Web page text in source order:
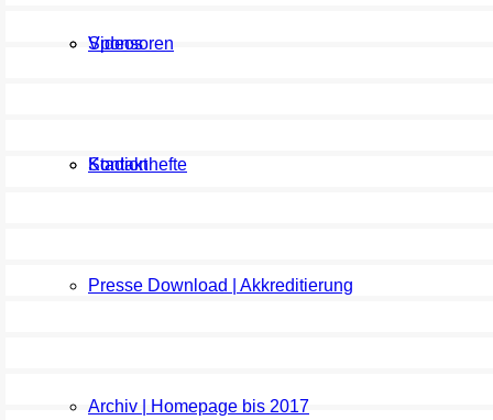
Sponsoren
Kontakt
Videos
Stadionhefte
Presse Download | Akkreditierung
Archiv | Homepage bis 2017